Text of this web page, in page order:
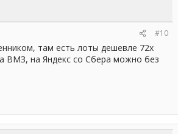
#10
там есть лоты дешевле 72х
ВМЗ, на Яндекс со Сбера можно без